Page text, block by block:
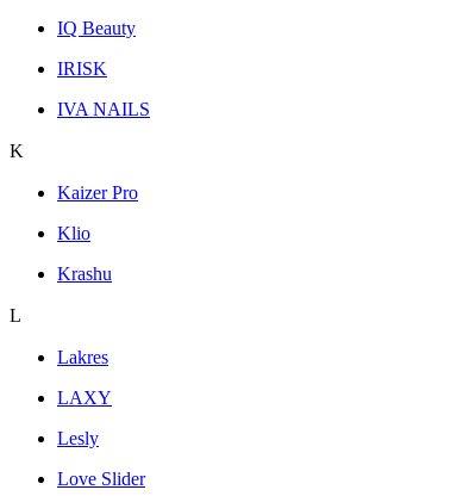
IQ Beauty
IRISK
IVA NAILS
K
Kaizer Pro
Klio
Krashu
L
Lakres
LAXY
Lesly
Love Slider